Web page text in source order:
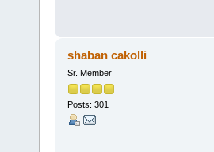
shaban cakolli
Sr. Member
Posts: 301